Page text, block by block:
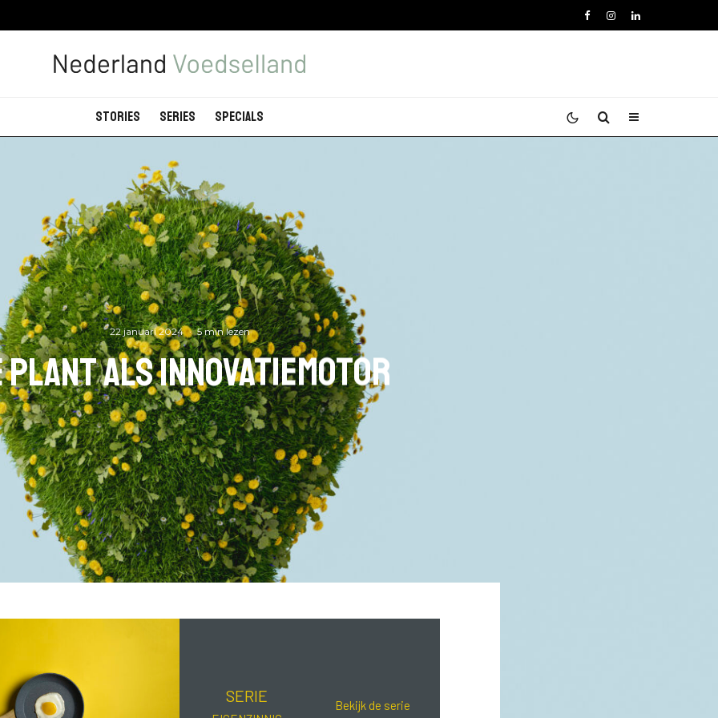
Stories Series Specials
22 januari 2024 · 5 min lezen
plant als innovatiemotor
SERIE
Bekijk de serie